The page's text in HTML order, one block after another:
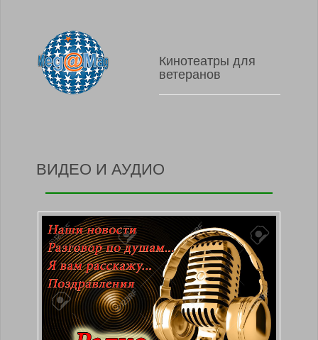
Кинотеатры для
ветеранов
ВИДЕО И АУДИО